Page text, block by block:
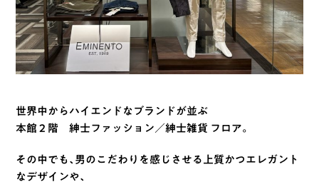
世界中からハイエンドなブランドが並ぶ
本館２階 紳士ファッション／紳士雑貨 フロア。
その中でも、男のこだわりを感じさせる上質かつエレガント
なデザインや、